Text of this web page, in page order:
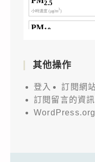
其他操作
登入
訂閱網
訂閱留言的資